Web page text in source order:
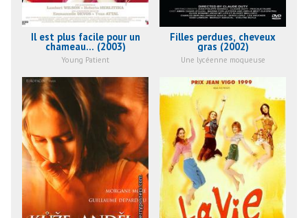
Il est plus facile pour un
chameau... (2003)
Young Patient
Filles perdues, cheveux
gras (2002)
Une lycéenne moqueuse